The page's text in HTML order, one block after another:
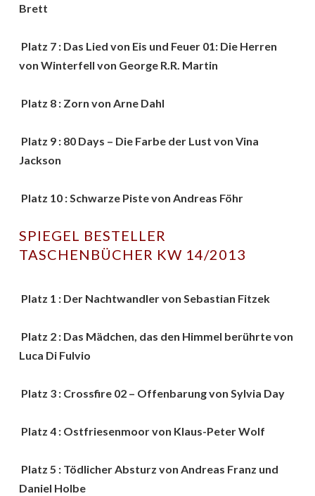
Brett
Platz 7 : Das Lied von Eis und Feuer 01: Die Herren
von Winterfell von George R.R. Martin
Platz 8 : Zorn von Arne Dahl
Platz 9 : 80 Days – Die Farbe der Lust von Vina
Jackson
Platz 10 : Schwarze Piste von Andreas Föhr
SPIEGEL BESTELLER
TASCHENBÜCHER KW 14/2013
Platz 1 : Der Nachtwandler von Sebastian Fitzek
Platz 2 : Das Mädchen, das den Himmel berührte von
Luca Di Fulvio
Platz 3 : Crossfire 02 – Offenbarung von Sylvia Day
Platz 4 : Ostfriesenmoor von Klaus-Peter Wolf
Platz 5 : Tödlicher Absturz von Andreas Franz und
Daniel Holbe